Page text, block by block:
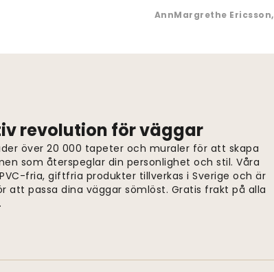
AnnMargrethe Ericsson,
revolution för väggar
över 20 000 tapeter och muraler för att skapa
som återspeglar din personlighet och stil. Våra
fria, giftfria produkter tillverkas i Sverige och är
att passa dina väggar sömlöst. Gratis frakt på alla